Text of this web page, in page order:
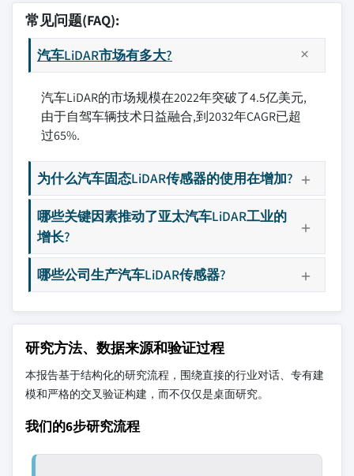
常见问题(FAQ):
汽车LiDAR市场有多大?
汽车LiDAR的市场规模在2022年突破了4.5亿美元,
由于自驾车辆技术日益融合,到2032年CAGR已超
过65%.
为什么汽车固态LiDAR传感器的使用在增加?
哪些关键因素推动了亚太汽车LiDAR工业的
增长?
哪些公司生产汽车LiDAR传感器?
研究方法、数据来源和验证过程
本报告基于结构化的研究流程，围绕直接的行业对话、专有建
模和严格的交叉验证构建，而不仅仅是桌面研究。
我们的6步研究流程